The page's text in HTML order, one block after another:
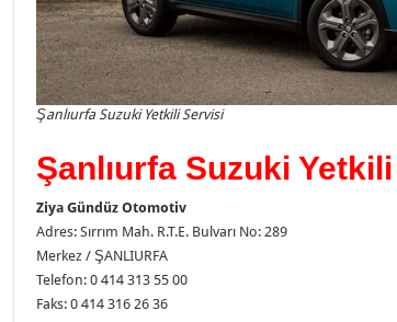
Şanlıurfa Suzuki Yetkili Servisi
Şanlıurfa Suzuki
Ziya Gündüz Otomotiv
Adres: Sırrım Mah. R.T.E. Bulvarı No: 289
Merkez / ŞANLIURFA
Telefon: 0 414 313 55 00
Faks: 0 414 316 26 36